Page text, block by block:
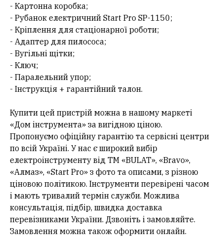
- Картонна коробка;
- Рубанок електричний Start Pro SP-1150;
- Кріплення для стаціонарної роботи;
- Адаптер для пилососа;
- Вугільні щітки;
- Ключ;
- Паралельний упор;
- Інструкція + гарантійний талон.
Купити цей пристрій можна в нашому маркеті
«Дом інструмента» за вигідною ціною.
Пропонуємо офіційну гарантію та сервісні центри
по всій Україні. У нас є широкий вибір
електроінструменту від ТМ «BULAT», «Bravo»,
«Алмаз», «Start Pro» з фото та описами, з різною
ціновою політикою. Інструменти перевірені часом
і мають тривалий термін служби. Можлива
консультація, підбір, швидка доставка
перевізниками України. Дзвоніть і замовляйте.
Замовлення можна також оформити онлайн.